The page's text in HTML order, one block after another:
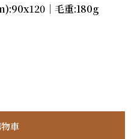
｜毛重:180g